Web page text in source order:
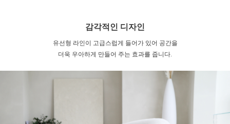
감각적인 디자인
유선형 라인이 고급스럽게 들어가 있어 공간을
더욱 우아하게 만들어 주는 효과를 줍니다.